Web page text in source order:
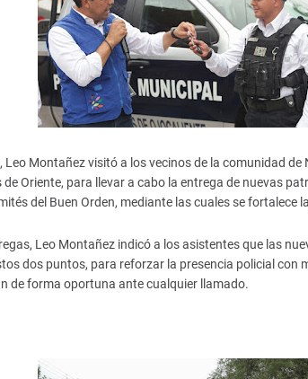
Leo Montañez visitó a los vecinos de la comunidad de
Oriente, para llevar a cabo la entrega de nuevas
del Buen Orden, mediante las cuales se fortalece
Leo Montañez indicó a los asistentes que las
dos puntos, para reforzar la presencia policial con
de forma oportuna ante cualquier llamado.